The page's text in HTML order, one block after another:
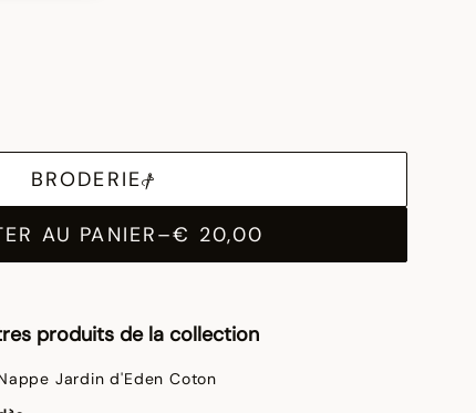
BRODERIE
AU PANIER–€ 20,00
produits de la collection
Jardin d'Eden Coton